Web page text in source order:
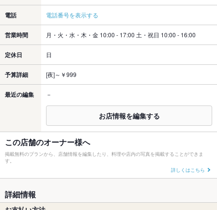
電話 電話番号を表示する
営業時間 月・火・水・木・金 10:00 - 17:00 土・祝日 10:00 - 16:00
定休日 日
予算詳細 [夜]～￥999
最近の編集 －
お店情報を編集する
この店舗のオーナー様へ
掲載無料のプランから、店舗情報を編集したり、料理や店内の写真を掲載することができま
す。
詳しくはこちら
詳細情報